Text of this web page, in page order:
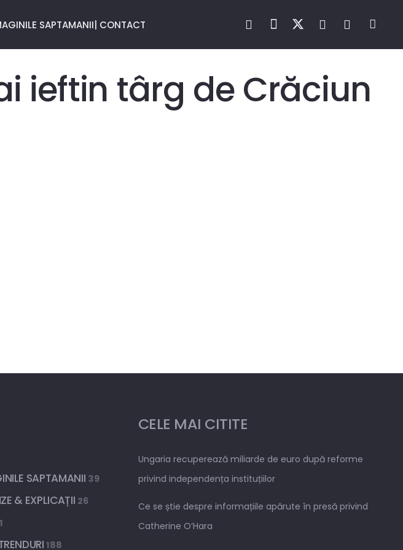
SAPTAMANII| CONTACT
ieftin târg de Crăciun
SAPTAMANII 39
& EXPLICAȚII 26
188
CELE MAI CITITE
Ungaria recuperează miliarde de euro după reforme
privind independența instituțiilor
Ce se știe despre informațiile apărute în presă privind
Catherine O’Hara